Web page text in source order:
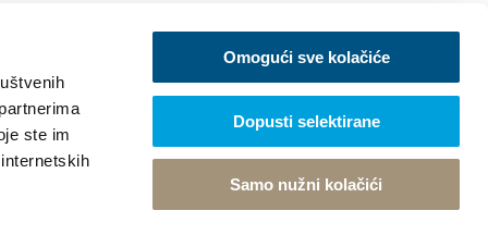
ste im
Omogući sve kolačiće
Dopusti selektirane
Samo nužni kolačići